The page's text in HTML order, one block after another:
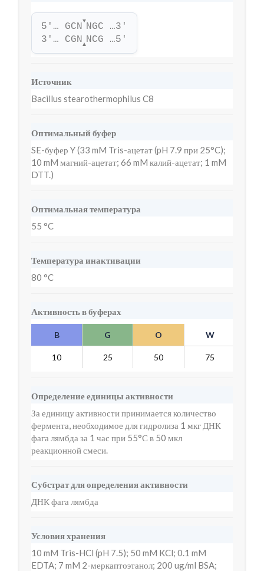
5'… GCN
▼
NGC …3'
3'… CGN▲NCG …5'
Источник
Bacillus stearothermophilus C8
Оптимальный буфер
SE-буфер Y (33 mM Tris-ацетат (pH 7.9 при 25°C);
10 mM магний-ацетат; 66 mM калий-ацетат; 1 mM
DTT.)
Оптимальная температура
55 °C
Температура инактивации
80 °C
Активность в буферах
B G O W
10 25 50 75
Определение единицы активности
За единицу активности принимается количество
фермента, необходимое для гидролиза 1 мкг ДНК
фага лямбда за 1 час при 55°С в 50 мкл
реакционной смеси.
Субстрат для определения активности
ДНК фага лямбда
Условия хранения
10 mM Tris-HCl (pH 7.5); 50 mM KCl; 0.1 mM
EDTA; 7 mM 2-меркаптоэтанол; 200 ug/ml BSA;